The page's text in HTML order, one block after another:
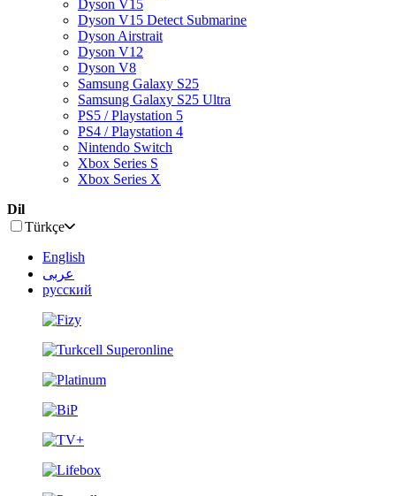
Dyson V15
Dyson V15 Detect Submarine
Dyson Airstrait
Dyson V12
Dyson V8
Samsung Galaxy S25
Samsung Galaxy S25 Ultra
PS5 / Playstation 5
PS4 / Playstation 4
Nintendo Switch
Xbox Series S
Xbox Series X
Dil
Türkçe
English
عربى
русский